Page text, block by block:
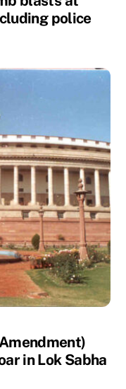
police
in Lok Sabha